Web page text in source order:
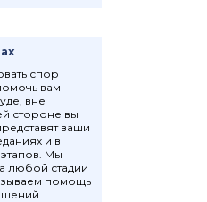
спор
вам
вне
стороне вы
ваши
и в
Мы
любой стадии
помощь